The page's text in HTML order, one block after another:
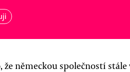
že německou společností